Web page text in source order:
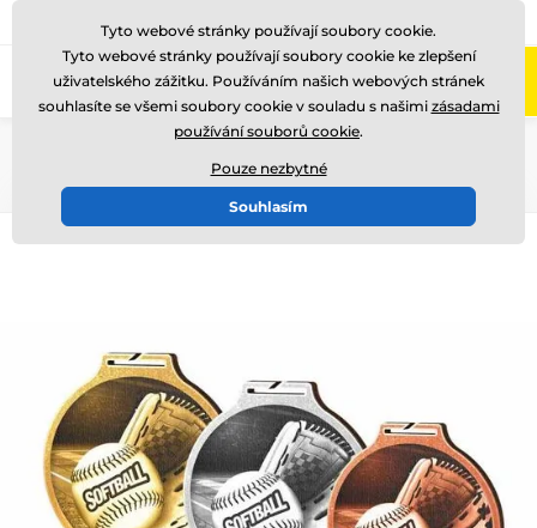
Zavolejte nám (Po-Pá 8-17)
Tyto webové stránky používají soubory cookie.
Tyto webové stránky používají soubory cookie ke zlepšení
uživatelského zážitku. Používáním našich webových stránek
souhlasíte se všemi soubory cookie v souladu s našimi zásadami
používání souborů cookie.
Pouze nezbytné
Souhlasím